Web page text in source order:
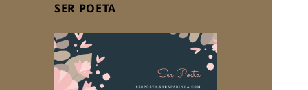
SER POETA